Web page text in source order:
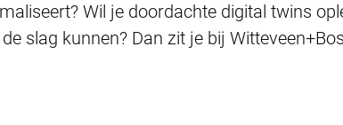
Wil je doordachte digital twins
slag kunnen? Dan zit je bij